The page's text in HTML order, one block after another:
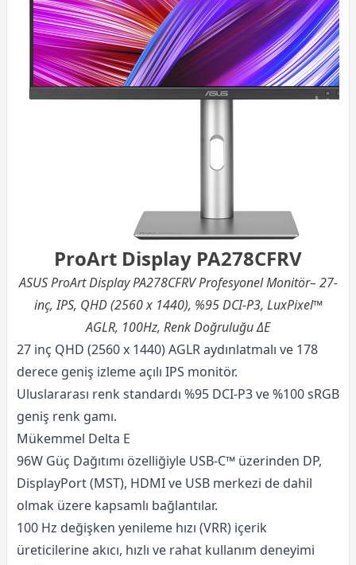
ProArt Display PA278CFRV
ASUS ProArt Display PA278CFRV Profesyonel Monitör– 27-
inç, IPS, QHD (2560 x 1440), %95 DCI-P3, LuxPixel™
AGLR, 100Hz, Renk Doğruluğu ΔE
27 inç QHD (2560 x 1440) AGLR aydınlatmalı ve 178
derece geniş izleme açılı IPS monitör.
Uluslararası renk standardı %95 DCI-P3 ve %100 sRGB
geniş renk gamı.
Mükemmel Delta E
96W Güç Dağıtımı özelliğiyle USB-C™ üzerinden DP,
DisplayPort (MST), HDMI ve USB merkezi de dahil
olmak üzere kapsamlı bağlantılar.
100 Hz değişken yenileme hızı (VRR) içerik
üreticilerine akıcı, hızlı ve rahat kullanım deneyimi